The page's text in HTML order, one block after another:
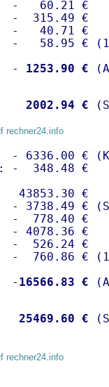
-   60.21 €
-  315.49 €
-   40.71 €
-   58.95 € (
-
1253.90 €
2002.94 €
rechner24.info
6336.00 €
-  348.48 €
43853.30 €
- 3738.49 €
-  778.40 €
- 4078.36 €
-  526.24 €
-  760.86 € (
- 16566.83 €
25469.60 €
rechner24.info